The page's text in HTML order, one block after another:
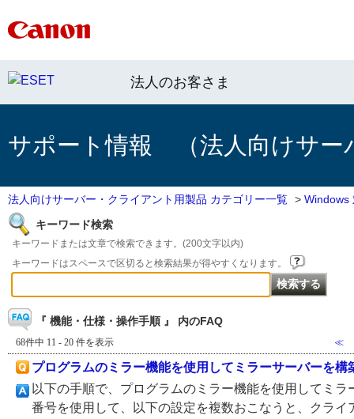
法人のお客さま
サポート情報 （法人向けサー
法人向けサーバー・クライアント用製品 カテゴリー一覧 > Windows
キーワード検索
キーワードまたは文章で検索できます。(200文字以内)
キーワードはスペースで区切ると検索結果が得やすくなります。
『 機能・仕様・操作手順 』 内のFAQ
68件中 11 - 20 件を表示 ≪
プログラムのミラー機能を使用してミラーサーバーを構
以下の手順で、プログラムのミラー機能を使用してミ
番号を使用して、以下の設定を複数おこなうと、クラ